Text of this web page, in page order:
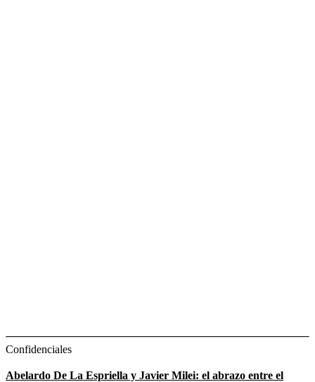
Confidenciales
Abelardo De La Espriella y Javier Milei: el abrazo entre el